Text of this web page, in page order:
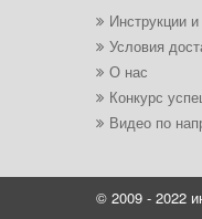
Инструкции
Условия
О нас
Конкурс
Видео по
© 2009 - 2022